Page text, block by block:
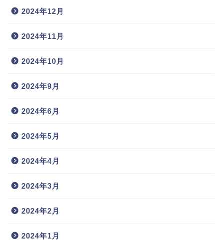
2024年12月
2024年11月
2024年10月
2024年9月
2024年6月
2024年5月
2024年4月
2024年3月
2024年2月
2024年1月